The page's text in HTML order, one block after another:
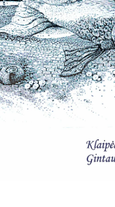
laikas
Pradžia Pabaiga
8:00
8:45
8:55
9:40
9:50
10:35
10:50
11:35